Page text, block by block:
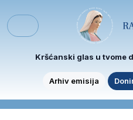
Menu
Kršćanski glas u tvome
Arhiv emisija